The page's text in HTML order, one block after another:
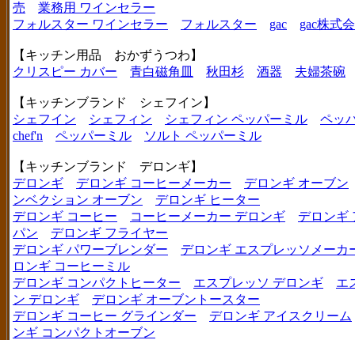
売
業務用 ワインセラー
フォルスター ワインセラー
フォルスター gac gac株式
【キッチン用品 おかずうつわ】
クリスピー カバー
青白磁角皿 秋田杉 酒器 夫婦茶碗
【キッチンブランド シェフイン】
シェフイン
シェフィン シェフィン ペッパーミル
ペッ
chef'n
ペッパーミル ソルト ペッパーミル
【キッチンブランド デロンギ】
デロンギ
デロンギ コーヒーメーカー
デロンギ オーブン
ンベクション オーブン
デロンギ ヒーター
デロンギ コーヒー
コーヒーメーカー デロンギ
デロンギ
パン
デロンギ フライヤー
デロンギ パワーブレンダー
デロンギ エスプレッソメーカ
ロンギ コーヒーミル
デロンギ コンパクトヒーター
エスプレッソ デロンギ
エ
ン デロンギ
デロンギ オーブントースター
デロンギ コーヒー グラインダー
デロンギ アイスクリーム
ンギ コンパクトオーブン